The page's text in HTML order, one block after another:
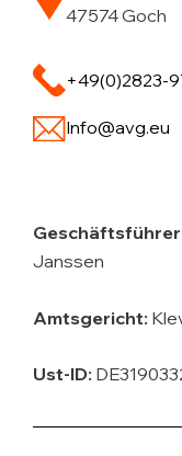
47574 Goch
+49(0)2823-
Info@avg.eu
Janssen
Amtsgericht:
Ust-ID: